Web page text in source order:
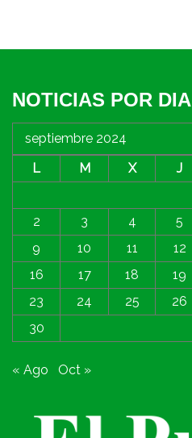
NOTICIAS POR DIA
septiembre 2024
L
M X J
2
3 4 5
9
10 11 12
16
17 18 19
23
24 25 26
30
« Ago Oct »